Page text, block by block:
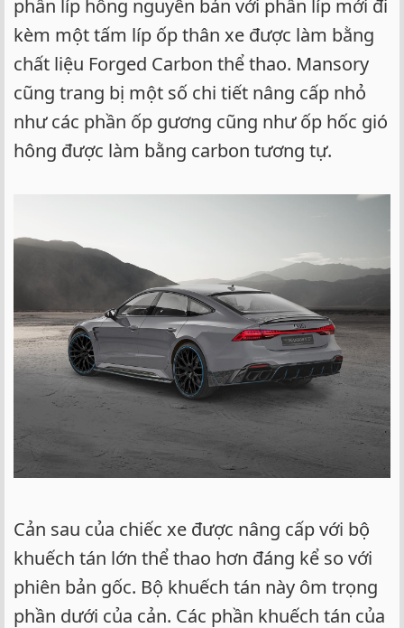
phần líp hông nguyên bản với phần líp mới đi
kèm một tấm líp ốp thân xe được làm bằng
chất liệu Forged Carbon thể thao. Mansory
cũng trang bị một số chi tiết nâng cấp nhỏ
như các phần ốp gương cũng như ốp hốc gió
hông được làm bằng carbon tương tự.
Cản sau của chiếc xe được nâng cấp với bộ
khuếch tán lớn thể thao hơn đáng kể so với
phiên bản gốc. Bộ khuếch tán này ôm trọng
phần dưới của cản. Các phần khuếch tán của